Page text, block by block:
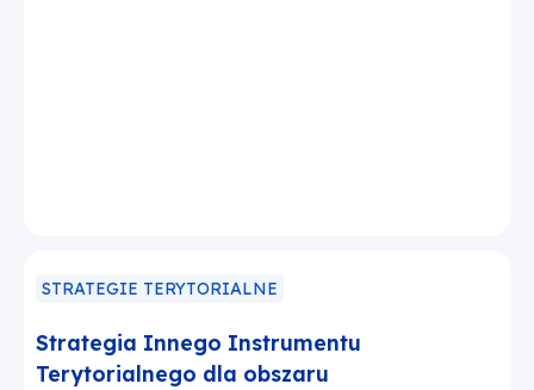
STRATEGIE TERYTORIALNE
Strategia Innego Instrumentu
Terytorialnego dla obszaru